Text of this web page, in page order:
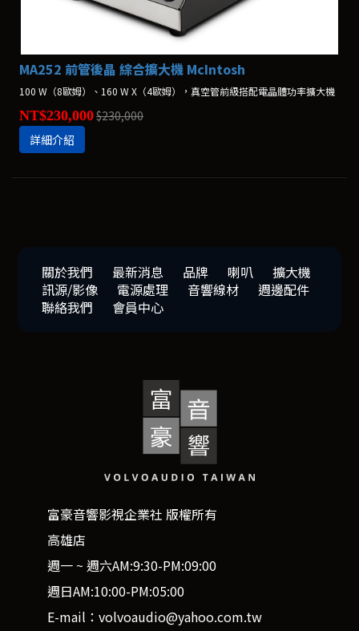
MA252 前管後晶 綜合擴大機 McIntosh
100 W（8歐姆）、160 W X（4歐姆），真空管前級搭配電晶體功率擴大機
NT$230,000$230,000
詳細介紹
關於我們 最新消息 品牌 喇叭
擴大機
訊源/影像
電源處理 音響線材
週邊配件
聯絡我們
會員中心
富豪音響影視企業社 版權所有
高雄店
週一 ~ 週六AM:9:30-PM:09:00
週日AM:10:00-PM:05:00
E-mail：volvoaudio@yahoo.com.tw